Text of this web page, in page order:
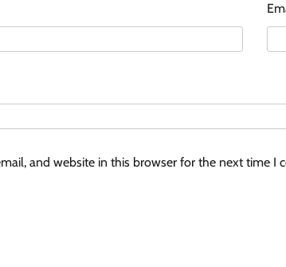
and website in this browser for the next time I